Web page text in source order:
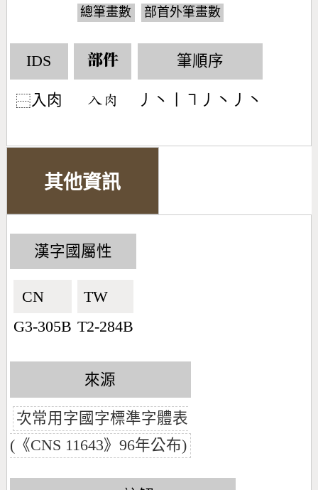
總筆畫數 部首外筆畫數
IDS
⿱入肉
部件
󶀲󶅼
筆順序
丿丶丨㇕丿丶丿丶
其他資訊
漢字國屬性
CN🇨🇳
G3-305B
TW🇹🇼
T2-284B
來源
次常用字國字標準字體表
(《CNS 11643》96年公布)